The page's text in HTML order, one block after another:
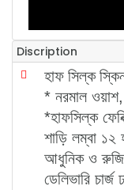
Discription
হাফ সিল্ক স্কিন
* নরমাল ওয়াশ,
*হাফসিল্ক
শাড়ি লম্বা
আধুনিক ও
ডেলিভারি